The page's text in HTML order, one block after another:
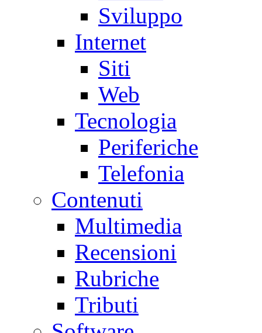
Sviluppo
Internet
Siti
Web
Tecnologia
Periferiche
Telefonia
Contenuti
Multimedia
Recensioni
Rubriche
Tributi